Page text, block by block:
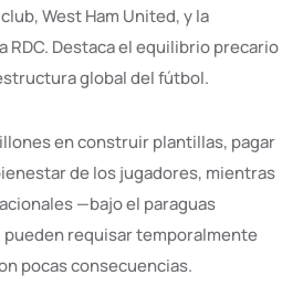
West Ham United, y la
RDC. Destaca el equilibrio precario
global del fútbol.
en construir plantillas, pagar
de los jugadores, mientras
—bajo el paraguas
requisar temporalmente
pocas consecuencias.